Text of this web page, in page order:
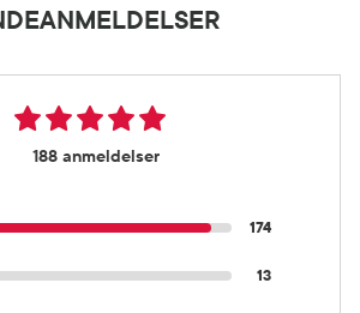
188 anmeldelser
174
13